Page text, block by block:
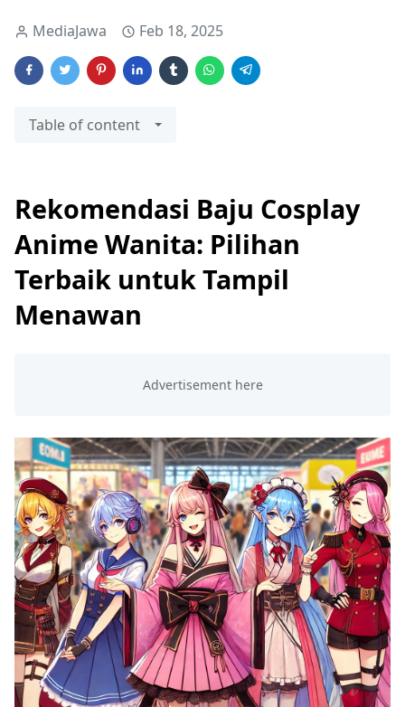
MediaJawa Feb 18, 2025
Table of content
Rekomendasi Baju Cosplay
Anime Wanita: Pilihan
Terbaik untuk Tampil
Menawan